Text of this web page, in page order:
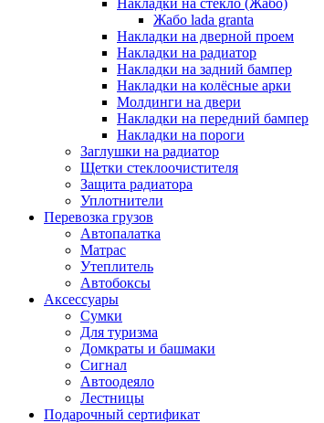
Накладки на стекло (Жабо)
Жабо lada granta
Накладки на дверной проем
Накладки на радиатор
Накладки на задний бампер
Накладки на колёсные арки
Молдинги на двери
Накладки на передний бампер
Накладки на пороги
Заглушки на радиатор
Щетки стеклоочистителя
Защита радиатора
Уплотнители
Перевозка грузов
Автопалатка
Матрас
Утеплитель
Автобоксы
Аксессуары
Сумки
Для туризма
Домкраты и башмаки
Сигнал
Автоодеяло
Лестницы
Подарочный сертификат